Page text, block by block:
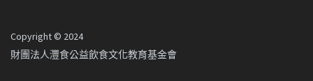
Copyright © 2024
財團法人灃食公益飲食文化教育基金會